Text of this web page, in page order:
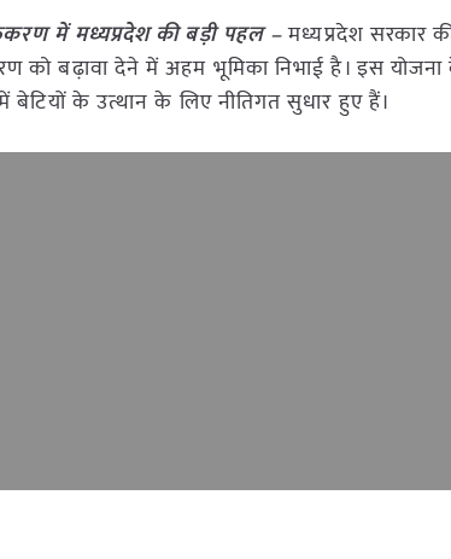
में मध्यप्रदेश की बड़ी पहल –मध्यप्रदेश सरकार
को बढ़ावा देने में अहम भूमिका निभाई है। इस
बेटियों के उत्थान के लिए नीतिगत सुधार हुए हैं।